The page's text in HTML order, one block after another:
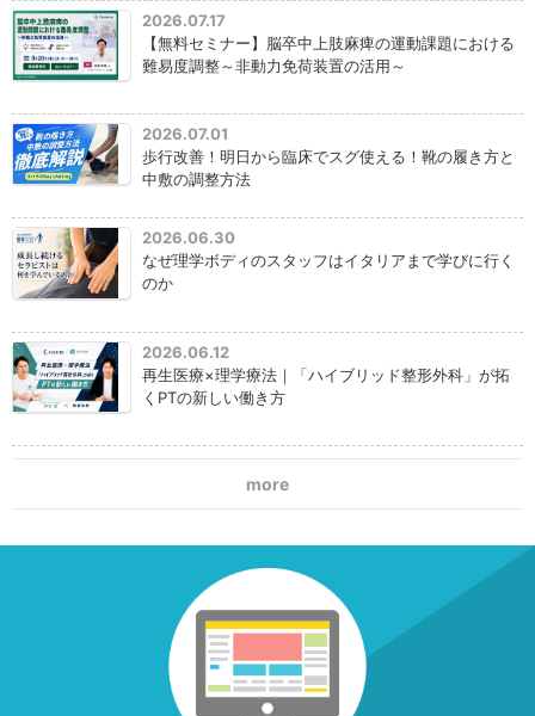
2026.07.17
【無料セミナー】脳卒中上肢麻痺の運動課題における
難易度調整～非動力免荷装置の活用～
2026.07.01
歩行改善！明日から臨床でスグ使える！靴の履き方と
中敷の調整方法
2026.06.30
なぜ理学ボディのスタッフはイタリアまで学びに行く
のか
2026.06.12
再生医療×理学療法｜「ハイブリッド整形外科」が拓
くPTの新しい働き方
more